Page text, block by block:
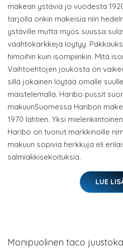
makean ystäviä jo vuodesta
tarjolla onkin makeisia niin
ystäville mutta myös suussa
vaahtokarkkeja löytyy.
himoihin kuin isompiinkin. Mitä
Vaihtoehtojen joukosta on
sillä jokainen löytää omalle
maistelemalla. Haribo pussit
makuunSuomessa Haribon
1970 lähtien. Yksi
Haribo on tuonut markkinoille
makuun sopivia herkkuja eli
salmiakkisekoituksia.
LUE
Monipuolinen taco